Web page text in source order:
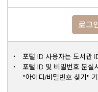
로그
포털 ID 사용자는 도서관
포털 ID 및 비밀번호 분실
"아이디/비밀번호 찾기"